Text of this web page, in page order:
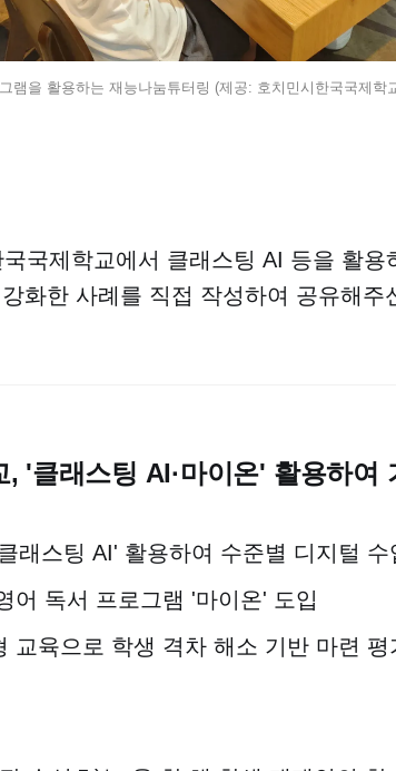
램을 활용하는 재능나눔튜터링 (제공: 호치민시한국국제학
국제학교에서 클래스팅 AI 등을 활용
화한 사례를 직접 작성하여 공유해주
, '클래스팅 AI·마이온' 활용하여
래스팅 AI' 활용하여 수준별 디지털 수
어 독서 프로그램 '마이온' 도입
교육으로 학생 격차 해소 기반 마련 평